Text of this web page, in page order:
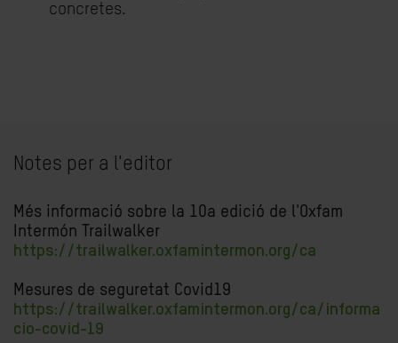
concretes.
Notes per a l'editor
Més informació sobre la 10a edició de l'Oxfam
Intermón Trailwalker
https://trailwalker.oxfamintermon.org/ca
Mesures de seguretat Covid19
https://trailwalker.oxfamintermon.org/ca/informa
cio-covid-19